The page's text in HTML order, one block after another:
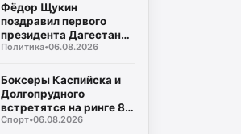
Фёдор Щукин
поздравил первого
президента Дагестана
Муху Алиева с днём
Политика•06.08.2026
Боксеры Каспийска и
Долгопрудного
встретятся на ринге 8
августа
Спорт•06.08.2026